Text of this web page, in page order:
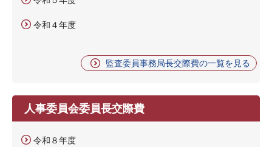
令和４年度
監査委員事務局長交際費の一覧を見る
人事委員会委員長交際費
令和８年度